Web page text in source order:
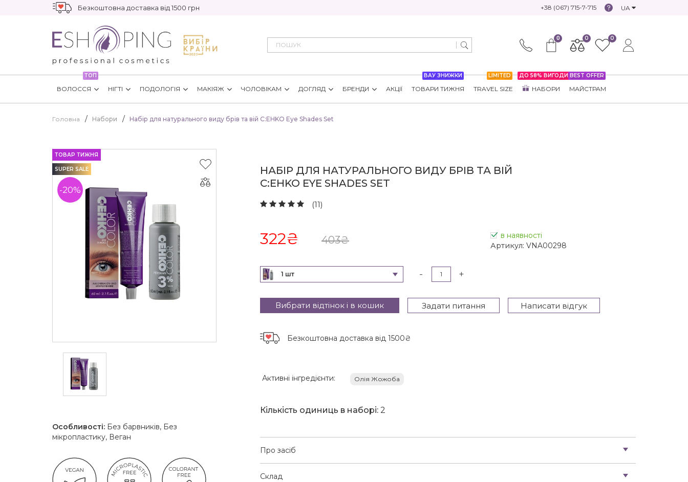
Безкоштовна доставка від 1500 грн +38 (067) 715-7-715 UA
0 0 0
ТОП
ВОЛОССЯ НІГТІ ПОДОЛОГІЯ МАКІЯЖ ЧОЛОВІКАМ ДОГЛЯД БРЕНДИ АКЦІЇ
ВАУ ЗНИЖКИ
ТОВАРИ ТИЖНЯ
LIMITED
TRAVEL SIZE
ДО 58% ВИГОДИ
НАБОРИ
BEST OFFER
МАЙСТРАМ
Головна Набори Набір для натурального виду брів та вій C:EHKO Eye Shades Set
ТОВАР ТИЖНЯ
SUPER SALE
-20%
Особливості: Без барвників, Без
мікропластику, Веган
НАБІР ДЛЯ НАТУРАЛЬНОГО ВИДУ БРІВ ТА ВІЙ
C:EHKO EYE SHADES SET
(11)
403₴
322₴
в наявності
Артикул: VNA00298
1 шт - +
Вибрати відтінок і в кошик Задати питання Написати відгук
Безкоштовна доставка від 1500₴
Активні інгредієнти: Олія Жожоба
Кількість одиниць в наборі: 2
Про засіб
Склад